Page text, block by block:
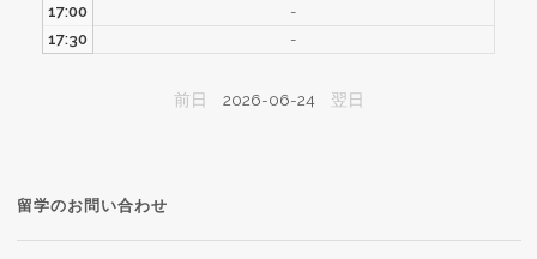
17:00
-
17:30
-
前日 2026-06-24 翌日
留学のお問い合わせ